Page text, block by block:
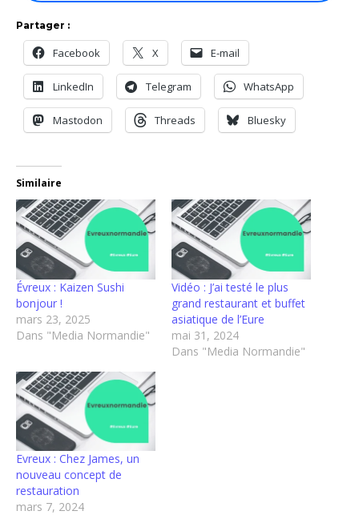
Partager :
Facebook X E-mail
LinkedIn Telegram WhatsApp
Mastodon Threads Bluesky
Similaire
Évreux : Kaizen Sushi
bonjour !
mars 23, 2025
Dans "Media Normandie"
Vidéo : J’ai testé le plus
grand restaurant et buffet
asiatique de l’Eure
mai 31, 2024
Dans "Media Normandie"
Evreux : Chez James, un
nouveau concept de
restauration
mars 7, 2024